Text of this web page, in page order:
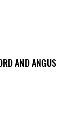
AND ANGUS